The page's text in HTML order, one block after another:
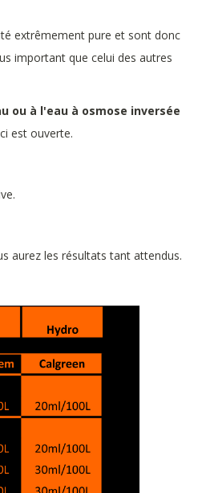
extrêmement pure et sont donc
important que celui des autres
ou à l'eau à osmose inversée
est ouverte.
aurez les résultats tant attendus.